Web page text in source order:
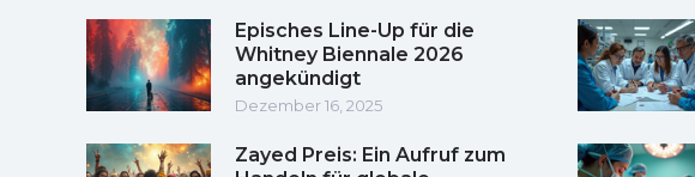
Episches Line-Up für die
Whitney Biennale 2026
angekündigt
Dezember 16, 2025
Zayed Preis: Ein Aufruf zum